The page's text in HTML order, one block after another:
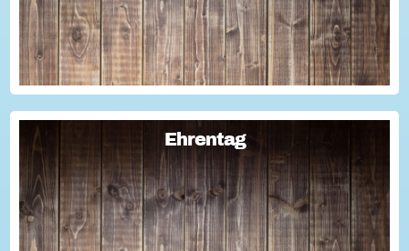
Ehrentag
Ehrentag
Macht den Ehrentag mit eurer Aktion zu eurem "hessischen
Ehrentag"...